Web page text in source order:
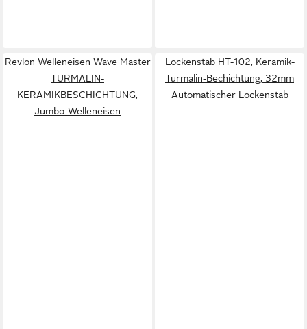
Revlon Welleneisen Wave Master
TURMALIN-
KERAMIKBESCHICHTUNG,
Jumbo-Welleneisen
Lockenstab HT-102, Keramik-
Turmalin-Bechichtung, 32mm
Automatischer Lockenstab